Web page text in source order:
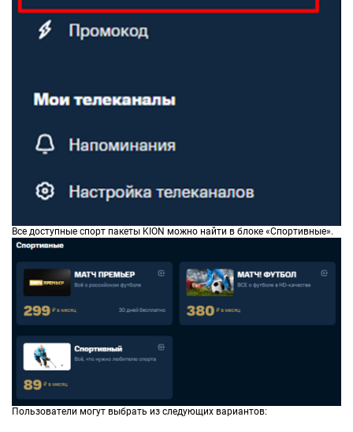
Все доступные спорт пакеты KION можно найти в блоке «Спортивные».
Пользователи могут выбрать из следующих вариантов: